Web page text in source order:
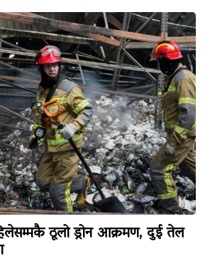
ठूलो ड्रोन आक्रमण, दुई तेल